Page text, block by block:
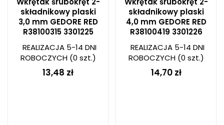
składnikowy plaski
3,0 mm GEDORE RED
R38100315 3301225
REALIZACJA 5-14 DNI
ROBOCZYCH(0 szt.)
13,48 zł
składnikowy plaski
4,0 mm GEDORE RED
R38100419 3301226
REALIZACJA 5-14 DNI
ROBOCZYCH(0 szt.)
14,70 zł